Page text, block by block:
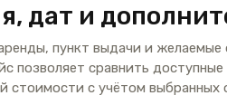
дат и
пункт выдачи и желаемые
позволяет сравнить
стоимости с учётом выбранных